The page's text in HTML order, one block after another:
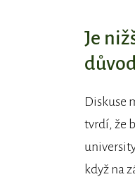
Je
Diskuse
tvrdí, že
když na